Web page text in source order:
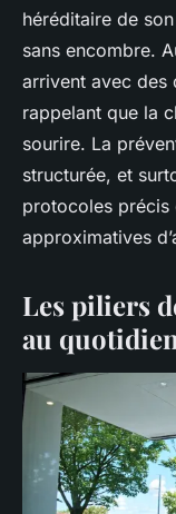
héréditaire de
sans encombre.
arrivent avec des
rappelant que la
sourire. La
structurée, et
protocoles précis
approximatives
Les piliers
au quotidien